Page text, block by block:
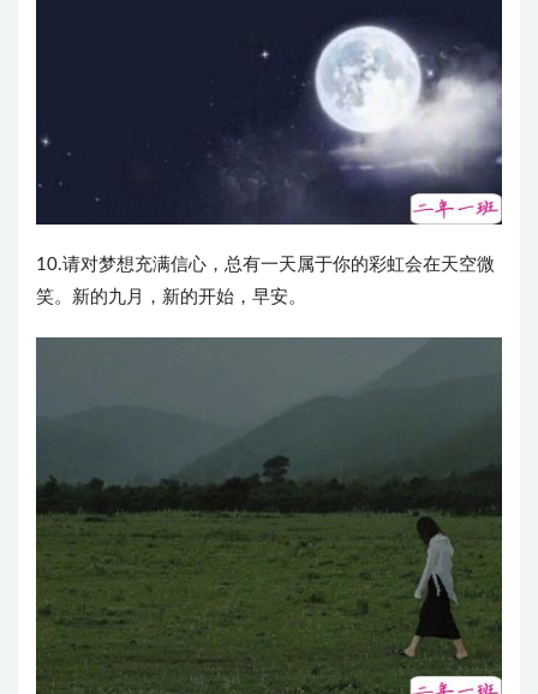
10.请对梦想充满信心，总有一天属于你的彩虹会在天空微
笑。新的九月，新的开始，早安。